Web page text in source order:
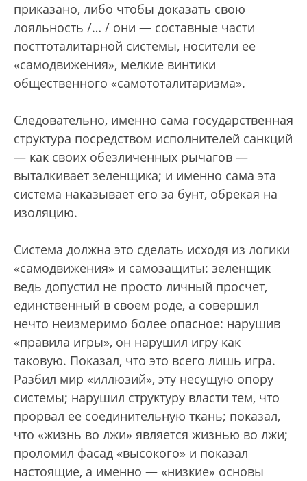
приказано, либо чтобы доказать свою
лояльность /… / они — составные части
посттоталитарной системы, носители ее
«самодвижения», мелкие винтики
общественного «самототалитаризма».
Следовательно, именно сама государственная
структура посредством исполнителей санкций
— как своих обезличенных рычагов —
выталкивает зеленщика; и именно сама эта
система наказывает его за бунт, обрекая на
изоляцию.
Система должна это сделать исходя из логики
«самодвижения» и самозащиты: зеленщик
ведь допустил не просто личный просчет,
единственный в своем роде, а совершил
нечто неизмеримо более опасное: нарушив
«правила игры», он нарушил игру как
таковую. Показал, что это всего лишь игра.
Разбил мир «иллюзий», эту несущую опору
системы; нарушил структуру власти тем, что
прорвал ее соединительную ткань; показал,
что «жизнь во лжи» является жизнью во лжи;
проломил фасад «высокого» и показал
настоящие, а именно — «низкие» основы